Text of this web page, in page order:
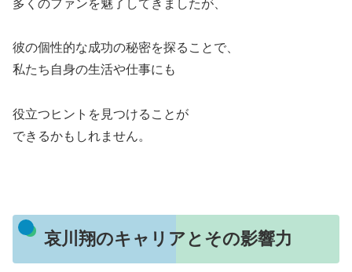
多くのファンを魅了してきましたが、
彼の個性的な成功の秘密を探ることで、
私たち自身の生活や仕事にも
役立つヒントを見つけることが
できるかもしれません。
哀川翔のキャリアとその影響力